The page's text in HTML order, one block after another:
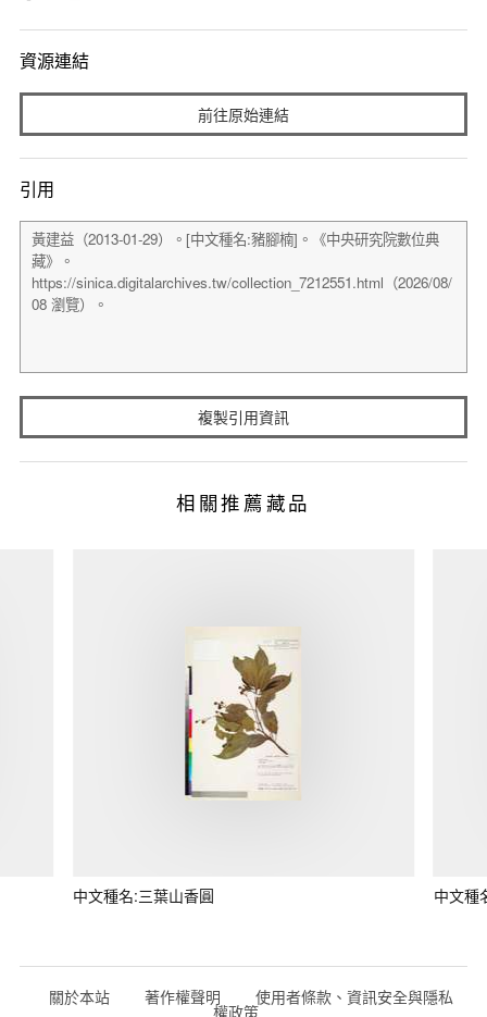
資源連結
前往原始連結
引用
複製引用資訊
相關推薦藏品
中文種名:三葉山香圓 中文種
關於本站 著作權聲明 使用者條款、資訊安全與隱私
權政策